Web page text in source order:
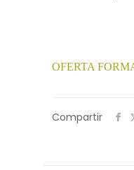
OFERTA
Compartir